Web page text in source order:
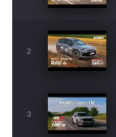
2
3